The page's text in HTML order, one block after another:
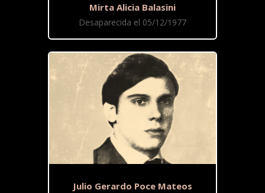
Mirta Alicia Balasini
Desaparecida el 05/12/1977
Julio Gerardo Poce Mateos